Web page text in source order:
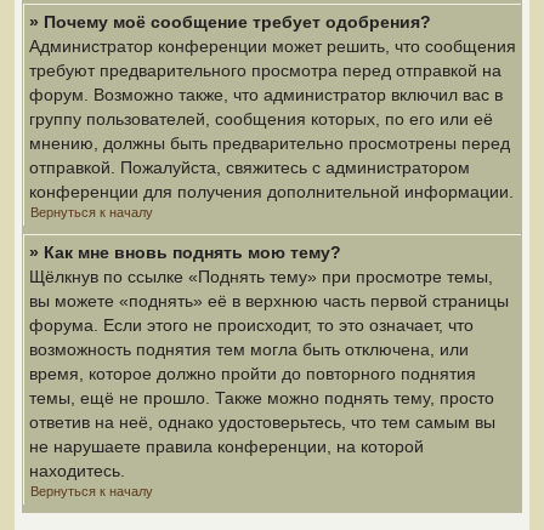
» Почему моё сообщение требует одобрения?
Администратор конференции может решить, что сообщения
требуют предварительного просмотра перед отправкой на
форум. Возможно также, что администратор включил вас в
группу пользователей, сообщения которых, по его или её
мнению, должны быть предварительно просмотрены перед
отправкой. Пожалуйста, свяжитесь с администратором
конференции для получения дополнительной информации.
Вернуться к началу
» Как мне вновь поднять мою тему?
Щёлкнув по ссылке «Поднять тему» при просмотре темы,
вы можете «поднять» её в верхнюю часть первой страницы
форума. Если этого не происходит, то это означает, что
возможность поднятия тем могла быть отключена, или
время, которое должно пройти до повторного поднятия
темы, ещё не прошло. Также можно поднять тему, просто
ответив на неё, однако удостоверьтесь, что тем самым вы
не нарушаете правила конференции, на которой
находитесь.
Вернуться к началу